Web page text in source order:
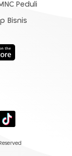
Peduli
Bisnis